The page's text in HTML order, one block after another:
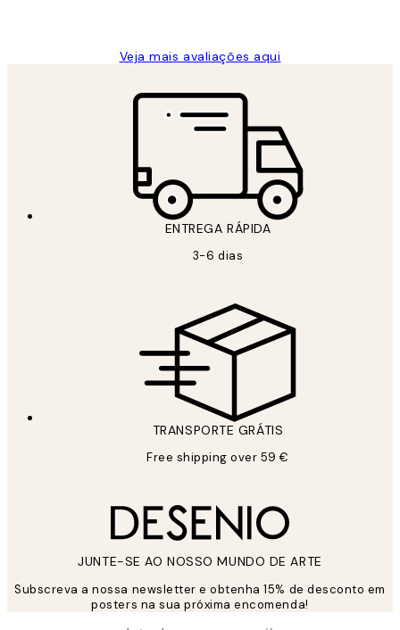
Veja mais avaliações aqui
ENTREGA RÁPIDA
3-6 dias
TRANSPORTE GRÁTIS
Free shipping over 59 €
JUNTE-SE AO NOSSO MUNDO DE ARTE
Subscreva a nossa newsletter e obtenha 15% de desconto em
posters na sua próxima encomenda!